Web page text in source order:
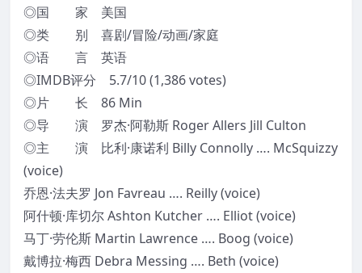
◎国 家 美国
◎类 别 喜剧/冒险/动画/家庭
◎语 言 英语
◎IMDB评分 5.7/10 (1,386 votes)
◎片 长 86 Min
◎导 演 罗杰·阿勒斯 Roger Allers Jill Culton
◎主 演 比利·康诺利 Billy Connolly …. McSquizzy
(voice)
乔恩·法夫罗 Jon Favreau …. Reilly (voice)
阿什顿·库切尔 Ashton Kutcher …. Elliot (voice)
马丁·劳伦斯 Martin Lawrence …. Boog (voice)
戴博拉·梅西 Debra Messing …. Beth (voice)